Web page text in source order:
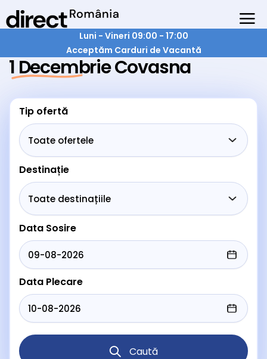
Luni - Vineri 09:00 - 17:00
Acceptăm Carduri de Vacantă
1 Decembrie Covasna
Tip ofertă
Destinație
Data Sosire
Data Plecare
Caută